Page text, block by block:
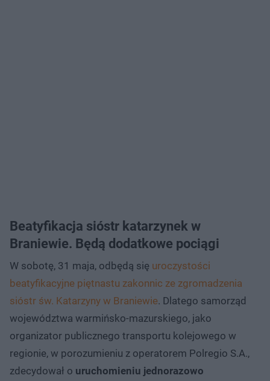
Beatyfikacja sióstr katarzynek w
Braniewie. Będą dodatkowe pociągi
W sobotę, 31 maja, odbędą się uroczystości
beatyfikacyjne piętnastu zakonnic ze zgromadzenia
sióstr św. Katarzyny w Braniewie. Dlatego samorząd
województwa warmińsko-mazurskiego, jako
organizator publicznego transportu kolejowego w
regionie, w porozumieniu z operatorem Polregio S.A.,
zdecydował o uruchomieniu jednorazowo